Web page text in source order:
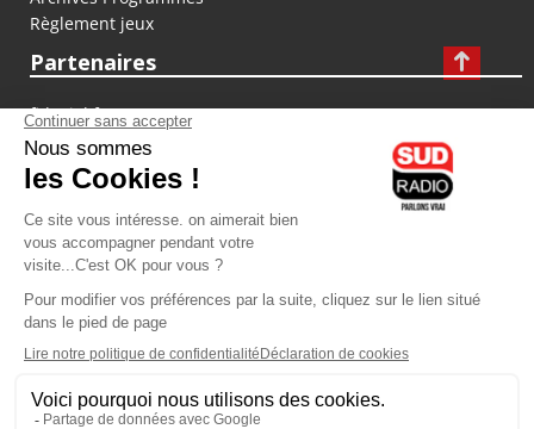
Règlement jeux
Partenaires
fiducial.fr
lyoncapitale.fr
olympique-et-lyonnais.com
L'application Iphone / Android
Téléchargez l'application
Les cookies
Gestion des cookies